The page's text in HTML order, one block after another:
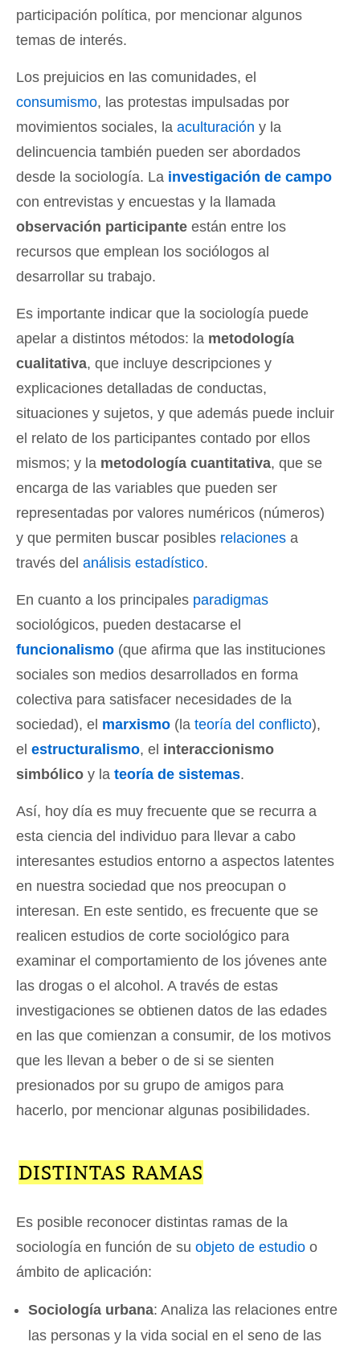
participación política, por mencionar algunos
temas de interés.
Los prejuicios en las comunidades, el
consumismo, las protestas impulsadas por
movimientos sociales, la aculturación y la
delincuencia también pueden ser abordados
desde la sociología. La investigación de campo
con entrevistas y encuestas y la llamada
observación participante están entre los
recursos que emplean los sociólogos al
desarrollar su trabajo.
Es importante indicar que la sociología puede
apelar a distintos métodos: la metodología
cualitativa, que incluye descripciones y
explicaciones detalladas de conductas,
situaciones y sujetos, y que además puede incluir
el relato de los participantes contado por ellos
mismos; y la metodología cuantitativa, que se
encarga de las variables que pueden ser
representadas por valores numéricos (números)
y que permiten buscar posibles relaciones a
través del análisis estadístico.
En cuanto a los principales paradigmas
sociológicos, pueden destacarse el
funcionalismo (que afirma que las instituciones
sociales son medios desarrollados en forma
colectiva para satisfacer necesidades de la
sociedad), el marxismo (la teoría del conflicto),
el estructuralismo, el interaccionismo
simbólico y la teoría de sistemas.
Así, hoy día es muy frecuente que se recurra a
esta ciencia del individuo para llevar a cabo
interesantes estudios entorno a aspectos latentes
en nuestra sociedad que nos preocupan o
interesan. En este sentido, es frecuente que se
realicen estudios de corte sociológico para
examinar el comportamiento de los jóvenes ante
las drogas o el alcohol. A través de estas
investigaciones se obtienen datos de las edades
en las que comienzan a consumir, de los motivos
que les llevan a beber o de si se sienten
presionados por su grupo de amigos para
hacerlo, por mencionar algunas posibilidades.
DISTINTAS RAMAS
Es posible reconocer distintas ramas de la
sociología en función de su objeto de estudio o
ámbito de aplicación:
Sociología urbana: Analiza las relaciones entre
las personas y la vida social en el seno de las